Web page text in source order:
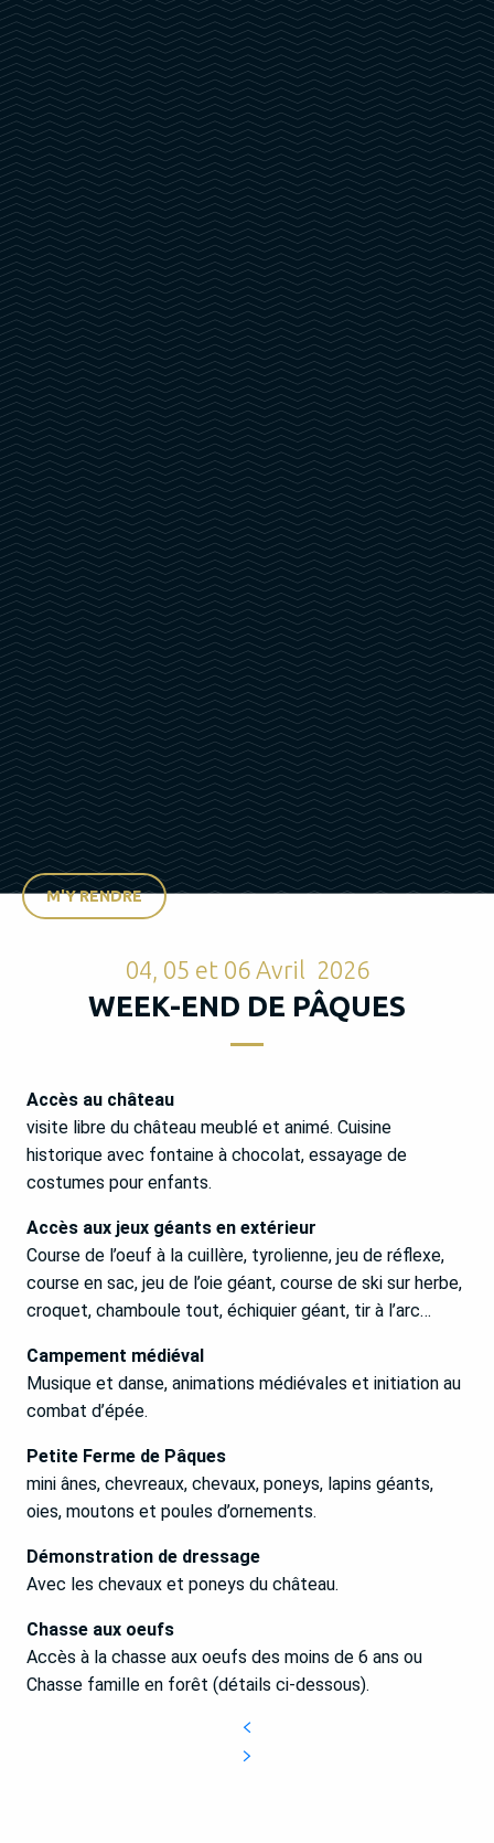
M'Y RENDRE
04, 05 et 06 Avril 2026
WEEK-END DE PÂQUES
Accès au château
visite libre du château meublé et animé. Cuisine
historique avec fontaine à chocolat, essayage de
costumes pour enfants.
Accès aux jeux géants en extérieur
Course de l’oeuf à la cuillère, tyrolienne, jeu de réflexe,
course en sac, jeu de l’oie géant, course de ski sur herbe,
croquet, chamboule tout, échiquier géant, tir à l’arc…
Campement médiéval
Musique et danse, animations médiévales et initiation au
combat d’épée.
Petite Ferme de Pâques
mini ânes, chevreaux, chevaux, poneys, lapins géants,
oies, moutons et poules d’ornements.
Démonstration de dressage
Avec les chevaux et poneys du château.
Chasse aux oeufs
Accès à la chasse aux oeufs des moins de 6 ans ou
Chasse famille en forêt (détails ci-dessous).